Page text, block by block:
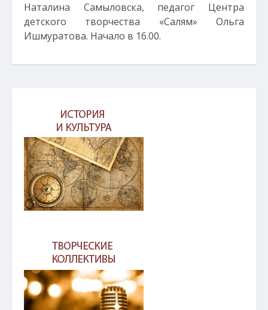
Наталина Самыловска, педагог Центра
детского творчества «Салям» Ольга
Ишмуратова. Начало в 16.00.